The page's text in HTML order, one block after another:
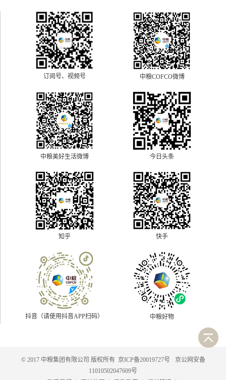
订阅号、视频号 中粮COFCO微博
中粮美好生活微博 今日头条
知乎 快手
抖音（请使用抖音APP扫码） 中粮好物
© 2017 中粮集团有限公司 版权所有 京ICP备20019727号
京公网安备
11010502047609号